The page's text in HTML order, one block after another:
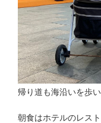
帰り道も海沿いを歩
朝食はホテルのレス